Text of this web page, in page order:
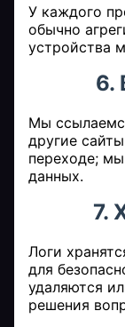
У каждого
обычно
устройства
6.
Мы
другие
переходе;
данных.
7.
Логи
для
удаляются
решения